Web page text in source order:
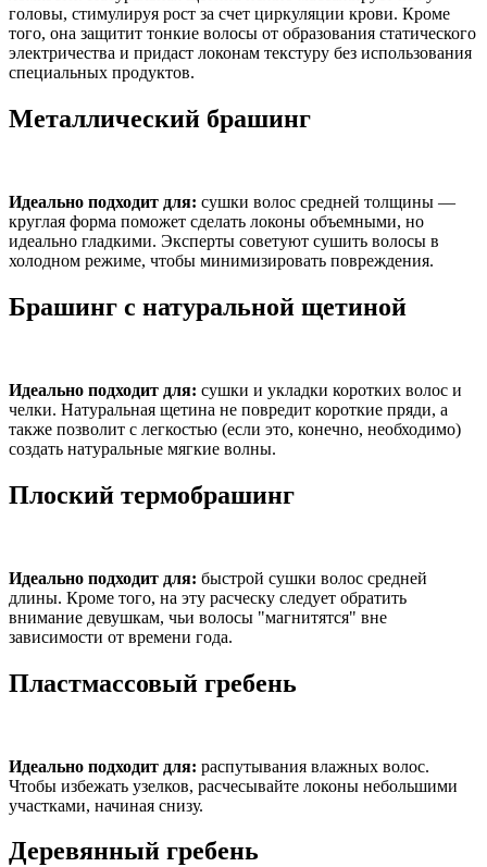
головы, стимулируя рост за счет циркуляции крови. Кроме
того, она защитит тонкие волосы от образования статического
электричества и придаст локонам текстуру без использования
специальных продуктов.
Металлический брашинг
Идеально подходит для: сушки волос средней толщины —
круглая форма поможет сделать локоны объемными, но
идеально гладкими. Эксперты советуют сушить волосы в
холодном режиме, чтобы минимизировать повреждения.
Брашинг с натуральной щетиной
Идеально подходит для: сушки и укладки коротких волос и
челки. Натуральная щетина не повредит короткие пряди, а
также позволит с легкостью (если это, конечно, необходимо)
создать натуральные мягкие волны.
Плоский термобрашинг
Идеально подходит для: быстрой сушки волос средней
длины. Кроме того, на эту расческу следует обратить
внимание девушкам, чьи волосы "магнитятся" вне
зависимости от времени года.
Пластмассовый гребень
Идеально подходит для: распутывания влажных волос.
Чтобы избежать узелков, расчесывайте локоны небольшими
участками, начиная снизу.
Деревянный гребень